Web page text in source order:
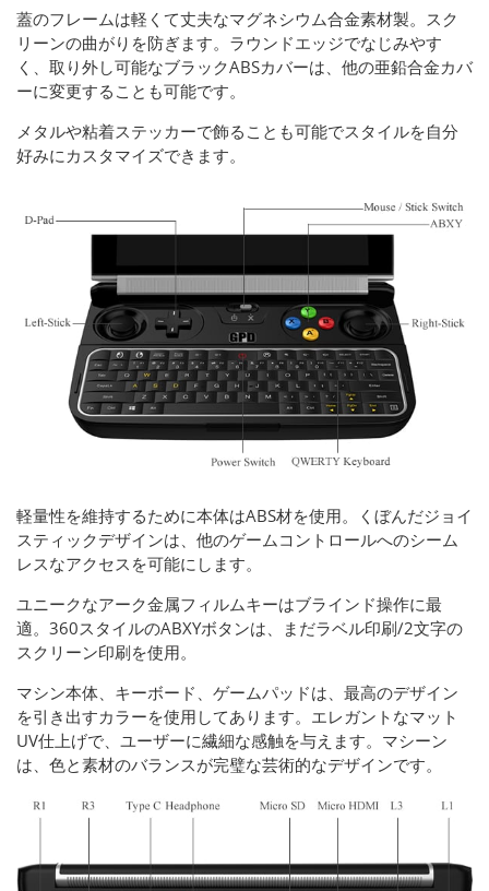
蓋のフレームは軽くて丈夫なマグネシウム合金素材製。スク
リーンの曲がりを防ぎます。ラウンドエッジでなじみやす
く、取り外し可能なブラックABSカバーは、他の亜鉛合金カバ
ーに変更することも可能です。
メタルや粘着ステッカーで飾ることも可能でスタイルを自分
好みにカスタマイズできます。
軽量性を維持するために本体はABS材を使用。くぼんだジョイ
スティックデザインは、他のゲームコントロールへのシーム
レスなアクセスを可能にします。
ユニークなアーク金属フィルムキーはブラインド操作に最
適。360スタイルのABXYボタンは、まだラベル印刷/2文字の
スクリーン印刷を使用。
マシン本体、キーボード、ゲームパッドは、最高のデザイン
を引き出すカラーを使用してあります。エレガントなマット
UV仕上げで、ユーザーに繊細な感触を与えます。マシーン
は、色と素材のバランスが完璧な芸術的なデザインです。